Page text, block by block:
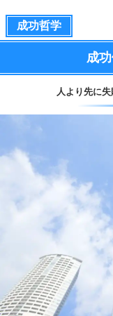
成功哲学
成
人より先に失